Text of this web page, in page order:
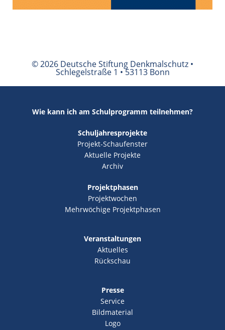
© 2026 Deutsche Stiftung Denkmalschutz •
Schlegelstraße 1 • 53113 Bonn
Wie kann ich am Schulprogramm teilnehmen?
Schuljahresprojekte
Projekt-Schaufenster
Aktuelle Projekte
Archiv
Projektphasen
Projektwochen
Mehrwöchige Projektphasen
Veranstaltungen
Aktuelles
Rückschau
Presse
Service
Bildmaterial
Logo